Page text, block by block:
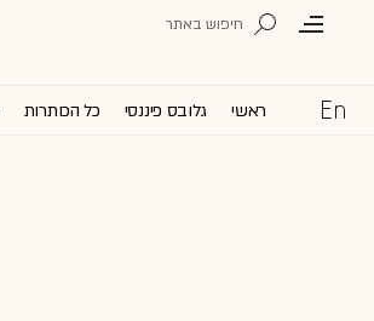
ראשי גלובס פיננסי כל הכותרות